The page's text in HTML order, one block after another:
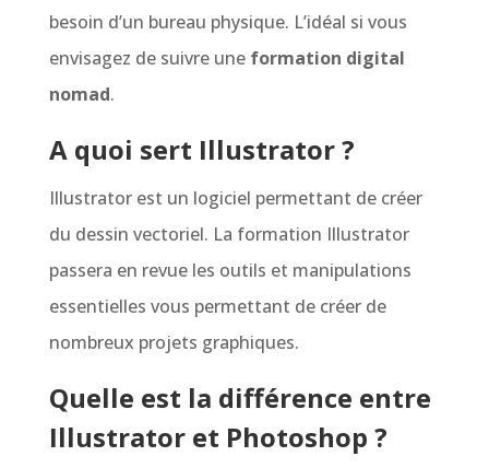
besoin d’un bureau physique. L’idéal si vous
envisagez de suivre une formation digital
nomad.
A quoi sert Illustrator ?
Illustrator est un logiciel permettant de créer
du dessin vectoriel. La formation Illustrator
passera en revue les outils et manipulations
essentielles vous permettant de créer de
nombreux projets graphiques.
Quelle est la différence entre
Illustrator et Photoshop ?